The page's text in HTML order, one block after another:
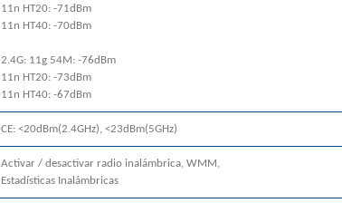
11n HT20: -71dBm
11n HT40: -70dBm
2.4G: 11g 54M: -76dBm
11n HT20: -73dBm
11n HT40: -67dBm
CE: <20dBm(2.4GHz), <23dBm(5GHz)
Activar / desactivar radio inalámbrica, WMM,
Estadísticas Inalámbricas